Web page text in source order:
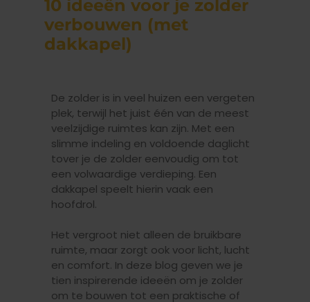
BADKAMER DAKKAPEL
10 ideeën voor je zolder
verbouwen (met
dakkapel)
De zolder is in veel huizen een vergeten
plek, terwijl het juist één van de meest
veelzijdige ruimtes kan zijn. Met een
slimme indeling en voldoende daglicht
tover je de zolder eenvoudig om tot
een volwaardige verdieping. Een
dakkapel speelt hierin vaak een
hoofdrol.
Het vergroot niet alleen de bruikbare
ruimte, maar zorgt ook voor licht, lucht
en comfort. In deze blog geven we je
tien inspirerende ideeën om je zolder
om te bouwen tot een praktische of